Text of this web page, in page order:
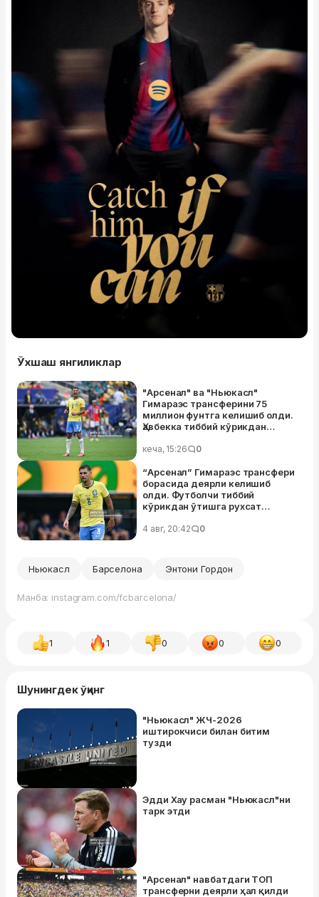
Ўхшаш янгиликлар
"Арсенал" ва "Ньюкасл"
Гимараэс трансферини 75
миллион фунтга келишиб олди.
Ҳавбекка тиббий кўрикдан
кеча, 15:26 0
“Арсенал” Гимараэс трансфери
борасида деярли келишиб
олди. Футболчи тиббий
кўрикдан ўтишга рухсат
4 авг, 20:42 0
Ньюкасл Барселона Энтони Гордон
Манба: instagram.com/fcbarcelona/
1 1 0 0 0
Шунингдек ўқинг
"Ньюкасл" ЖЧ-2026
иштирокчиси билан битим
тузди
Эдди Хау расман "Ньюкасл"ни
тарк этди
"Арсенал" навбатдаги ТОП
трансферни деярли ҳал қилди